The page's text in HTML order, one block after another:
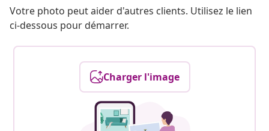
Votre photo peut aider d'autres clients. Utilisez le lien
ci-dessous pour démarrer.
Charger l'image